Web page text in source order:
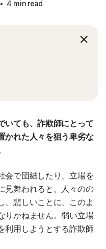
4 min read
いても、詐欺師にとって
かれた人々を狙う卑劣な
会で団結したり、立場を
見舞われると、人々のの
、悲しいことに、このよ
りかねません。弱い立場
利用しようとする詐欺師